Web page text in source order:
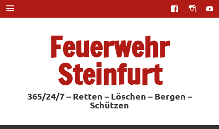
Zum
Inhalt
springen
Feuerwehr
Steinfurt
365/24/7 – Retten – Löschen – Bergen –
Schützen